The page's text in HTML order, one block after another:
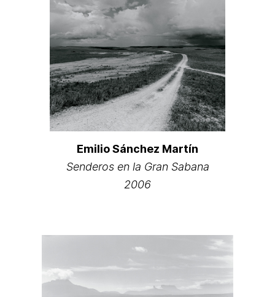
Emilio Sánchez Martín
Senderos en la Gran Sabana
2006